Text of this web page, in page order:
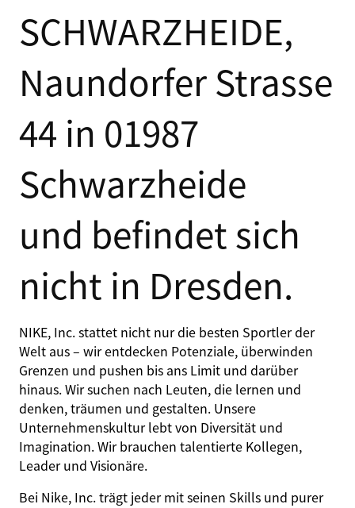
SCHWARZHEIDE,
Naundorfer Strasse
44 in 01987
Schwarzheide
und befindet sich
nicht in Dresden.
NIKE, Inc. stattet nicht nur die besten Sportler der
Welt aus – wir entdecken Potenziale, überwinden
Grenzen und pushen bis ans Limit und darüber
hinaus. Wir suchen nach Leuten, die lernen und
denken, träumen und gestalten. Unsere
Unternehmenskultur lebt von Diversität und
Imagination. Wir brauchen talentierte Kollegen,
Leader und Visionäre.
Bei Nike, Inc. trägt jeder mit seinen Skills und purer